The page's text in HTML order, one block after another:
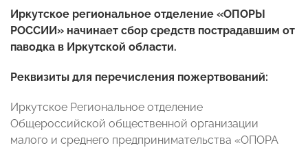
Иркутское региональное отделение «ОПОРЫ
РОССИИ» начинает сбор средств пострадавшим от
паводка в Иркутской области.
Реквизиты для перечисления пожертвований:
Иркутское Региональное отделение
Общероссийской общественной организации
малого и среднего предпринимательства «ОПОРА